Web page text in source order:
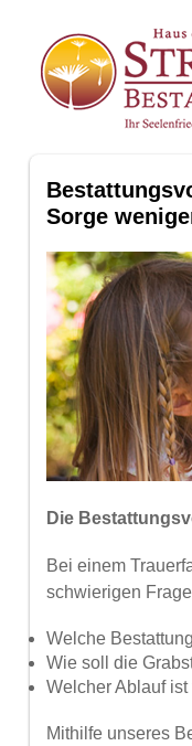
Sorge
Die
Bei einem
schwierigen
Welche
Wie soll die
Welcher Ablauf
Mithilfe unseres